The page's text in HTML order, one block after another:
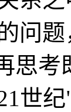
问
思考
世